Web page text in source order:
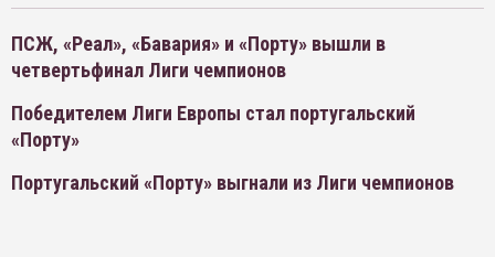
ПСЖ, «Реал», «Бавария» и «Порту» вышли в
четвертьфинал Лиги чемпионов
Победителем Лиги Европы стал португальский
«Порту»
Португальский «Порту» выгнали из Лиги чемпионов